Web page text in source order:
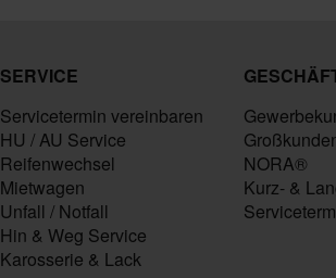
SERVICE
Servicetermin vereinbaren
HU / AU Service
Reifenwechsel
Mietwagen
Unfall / Notfall
Hin & Weg Service
Karosserie & Lack
NORA®
Kurz- &